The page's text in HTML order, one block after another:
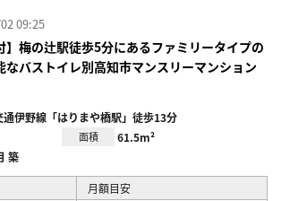
09:25
】梅の辻駅徒歩5分にあるファミリータイプの
なバストイレ別高知市マンスリーマンション
通伊野線「はりまや橋駅」徒歩13分
面積 61.5m²
築
月額目安